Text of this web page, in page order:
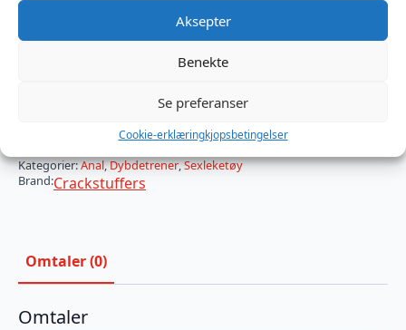
Aksepter
Benekte
Se preferanser
Cookie-erklæringkjopsbetingelser
Kompatibel med alle typer glidemiddel
antall
Legg I Handlekurv
Kategorier:Anal,Dybdetrener,Sexleketøy
Brand:Crackstuffers
Omtaler (0)
Omtaler